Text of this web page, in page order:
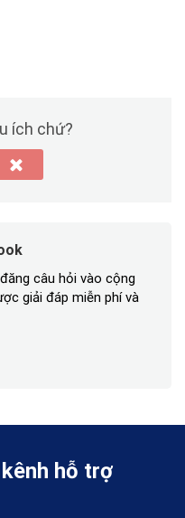
ích chứ?
câu hỏi vào cộng
giải đáp miễn phí và
hỗ trợ